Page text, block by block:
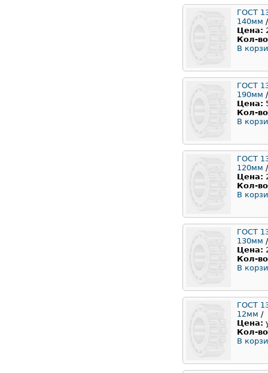
ГОСТ
140мм /
Цена:
Кол-
В
ГОСТ
190мм /
Цена:
Кол-
В
ГОСТ
120мм /
Цена:
Кол-
В
ГОСТ
130мм /
Цена:
Кол-
В
ГОСТ
12мм /
Цена:
Кол-
В